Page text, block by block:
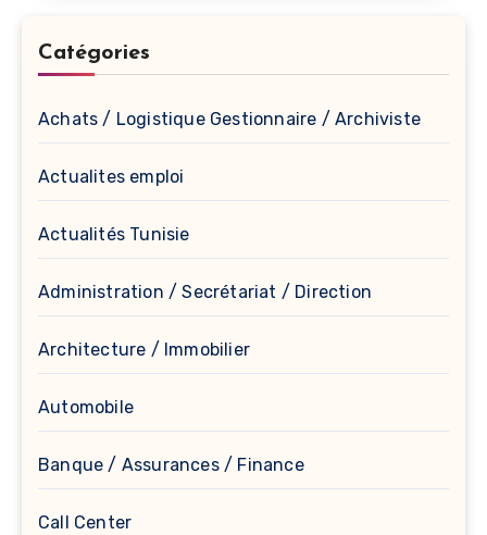
Catégories
Achats / Logistique Gestionnaire / Archiviste
Actualites emploi
Actualités Tunisie
Administration / Secrétariat / Direction
Architecture / Immobilier
Automobile
Banque / Assurances / Finance
Call Center